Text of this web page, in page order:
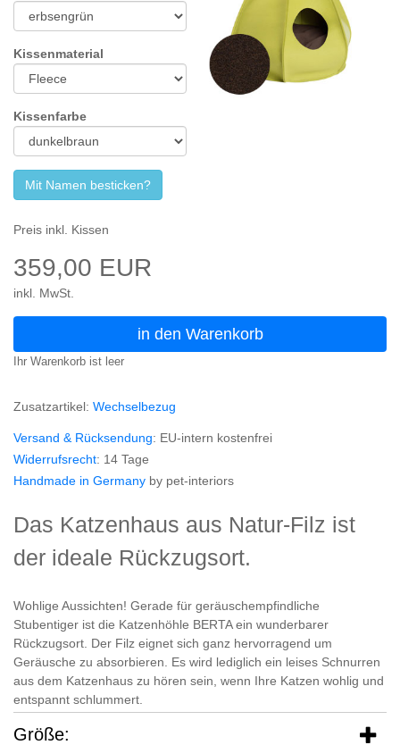
Kissenmaterial
Kissenfarbe
Mit Namen besticken?
Preis inkl. Kissen
359,00 EUR
inkl. MwSt.
in den Warenkorb
Ihr Warenkorb ist leer
Zusatzartikel: Wechselbezug
Versand & Rücksendung: EU-intern kostenfrei
Widerrufsrecht: 14 Tage
Handmade in Germany by pet-interiors
Das Katzenhaus aus Natur-Filz ist
der ideale Rückzugsort.
Wohlige Aussichten! Gerade für geräuschempfindliche
Stubentiger ist die Katzenhöhle BERTA ein wunderbarer
Rückzugsort. Der Filz eignet sich ganz hervorragend um
Geräusche zu absorbieren. Es wird lediglich ein leises Schnurren
aus dem Katzenhaus zu hören sein, wenn Ihre Katzen wohlig und
entspannt schlummert.
Größe: